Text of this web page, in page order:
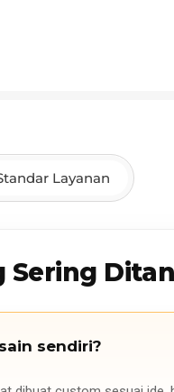
Layanan
Sering
sendiri?